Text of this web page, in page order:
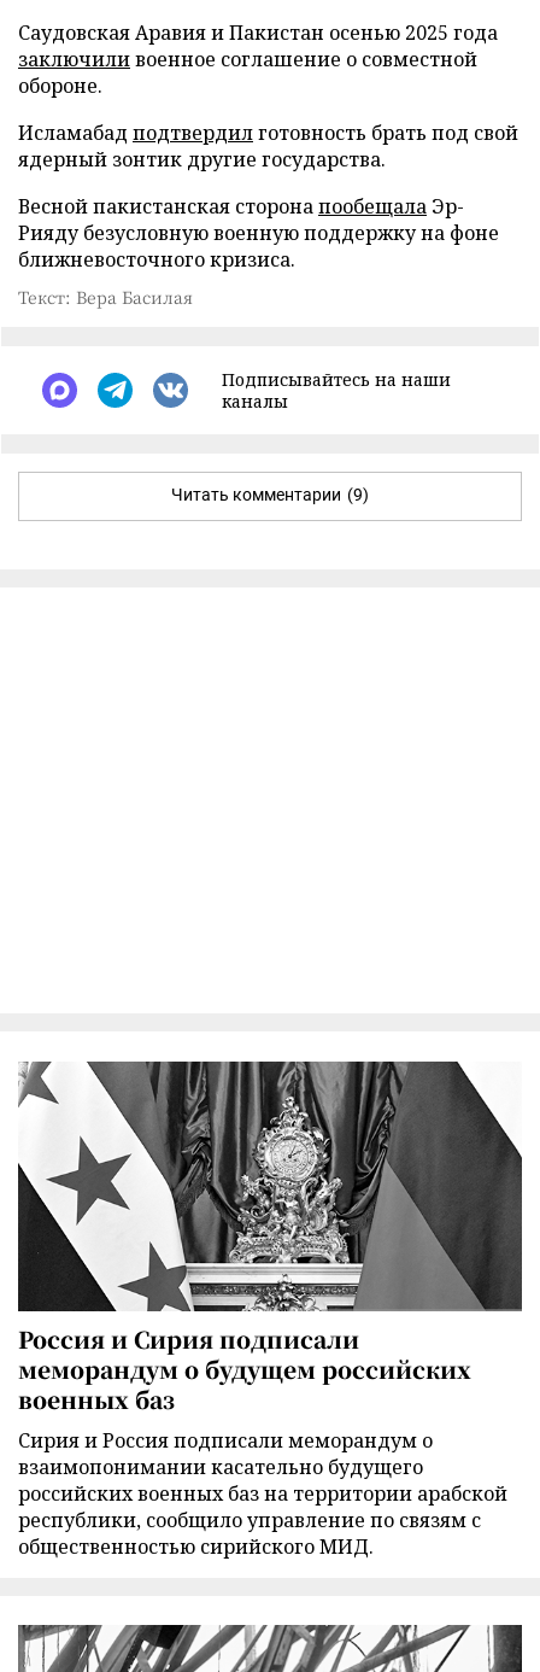
Саудовская Аравия и Пакистан осенью 2025 года
заключиливоенное соглашение о совместной
обороне.
Исламабад подтвердилготовность брать под свой
ядерный зонтик другие государства.
Весной пакистанская сторонапообещала Эр-
Рияду безусловную военную поддержку на фоне
ближневосточного кризиса.
Текст: Вера Басилая
Подписывайтесь на наши
каналы
Читать комментарии (9)
Россия и Сирия подписали
меморандум о будущем российских
военных баз
Сирия и Россия подписали меморандум о
взаимопонимании касательно будущего
российских военных баз на территории арабской
республики, сообщило управление по связям с
общественностью сирийского МИД.